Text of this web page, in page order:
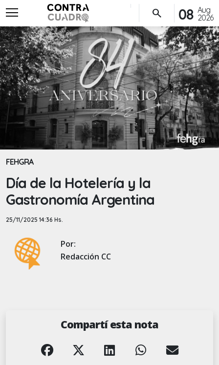
menu
Aug
2026
08
search
FEHGRA
Día de la Hotelería y la
Gastronomía Argentina
25/11/2025 14:36 Hs.
Por:
Redacción CC
Compartí esta nota